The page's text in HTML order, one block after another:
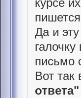
курсе
Да и
письмо
Вот так
ответа"